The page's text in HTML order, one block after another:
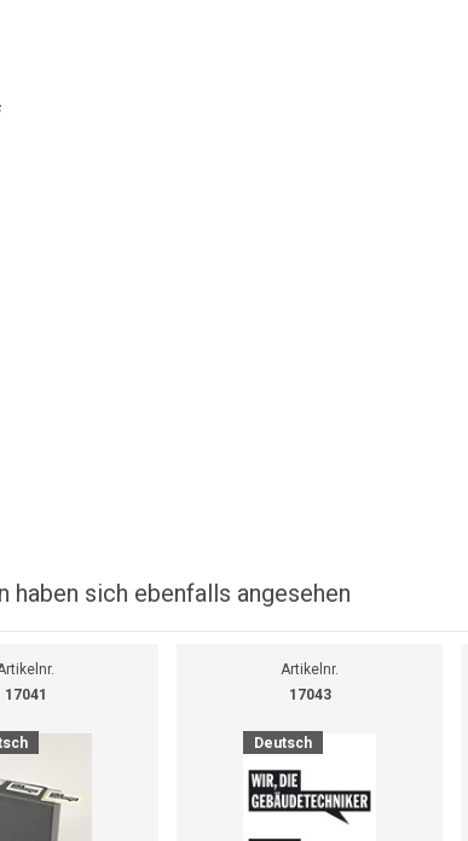
haben sich ebenfalls angesehen
17041
Artikelnr.
17043
Deutsch